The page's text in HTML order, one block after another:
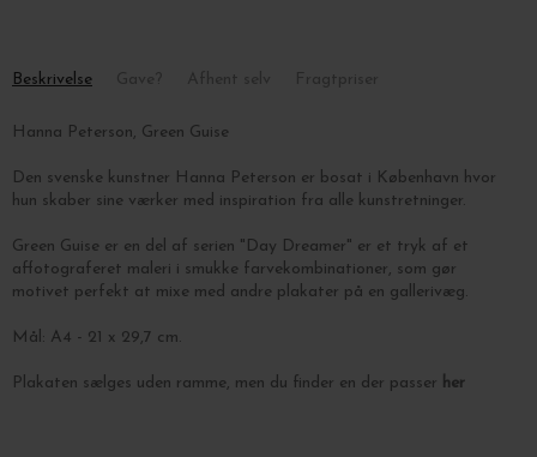
Beskrivelse
Hanna Peterson, Green Guise
Den svenske kunstner Hanna Peterson er bosat i København hvor
hun skaber sine værker med inspiration fra alle kunstretninger.
Green Guise er en del af serien "Day Dreamer" er et tryk af et
affotograferet maleri i smukke farvekombinationer, som gør
motivet perfekt at mixe med andre plakater på en gallerivæg.
Mål: A4 - 21 x 29,7 cm.
Plakaten sælges uden ramme, men du finder en der passer her